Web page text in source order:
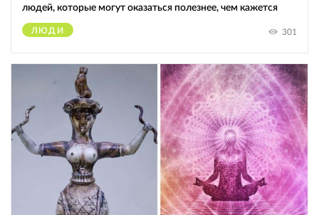
людей, которые могут оказаться полезнее, чем кажется
ЛЮДИ 301